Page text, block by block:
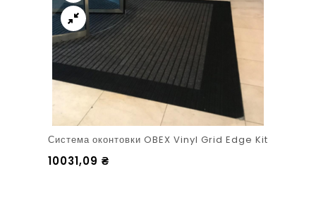
Система оконтовки OBEX Vinyl Grid Edge Kit
10031,09 ₴